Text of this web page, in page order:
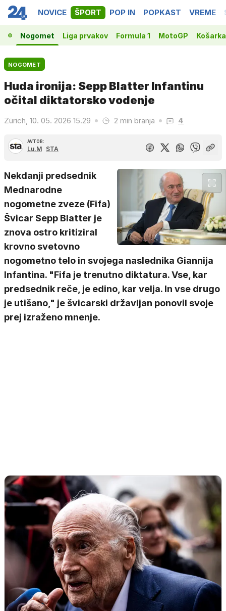
NOVICE ŠPORT POP IN POPKAST VREME
Nogomet Liga prvakov Formula 1 MotoGP Košarka
NOGOMET
Huda ironija: Sepp Blatter Infantinu
očital diktatorsko vodenje
Zürich, 10. 05. 2026 15.29 2 min branja 4
AVTOR:
Lu.M STA
Nekdanji predsednik
Mednarodne
nogometne zveze (Fifa)
Švicar Sepp Blatter je
znova ostro kritiziral
krovno svetovno
nogometno telo in svojega naslednika Giannija
Infantina. "Fifa je trenutno diktatura. Vse, kar
predsednik reče, je edino, kar velja. In vse drugo
je utišano," je švicarski državljan ponovil svoje
prej izraženo mnenje.